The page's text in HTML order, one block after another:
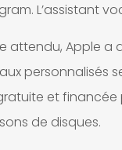
L’assistant
attendu, Apple a
personnalisés
et
de disques.